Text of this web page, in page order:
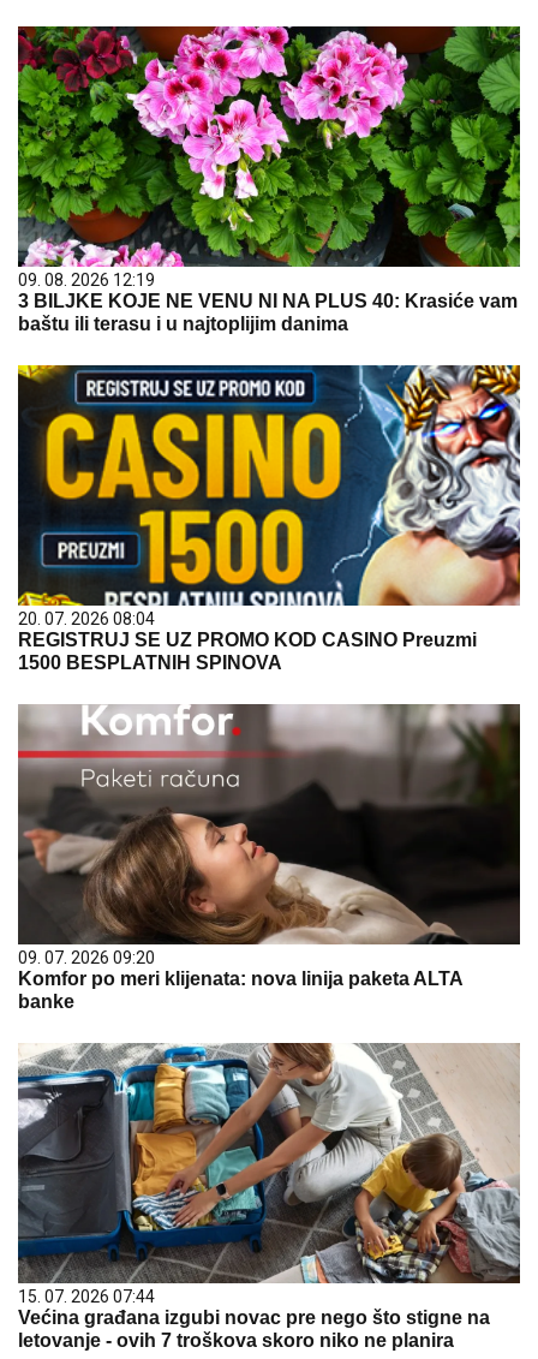
09. 08. 2026 12:19
3 BILJKE KOJE NE VENU NI NA PLUS 40: Krasiće vam
baštu ili terasu i u najtoplijim danima
20. 07. 2026 08:04
REGISTRUJ SE UZ PROMO KOD CASINO Preuzmi
1500 BESPLATNIH SPINOVA
09. 07. 2026 09:20
Komfor po meri klijenata: nova linija paketa ALTA
banke
15. 07. 2026 07:44
Većina građana izgubi novac pre nego što stigne na
letovanje - ovih 7 troškova skoro niko ne planira